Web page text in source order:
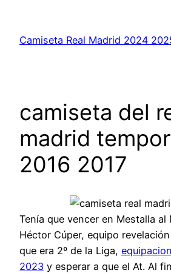
contenido
Camiseta Real Madrid 2024
camiseta del
madrid
2016 2017
Tenía que vencer en Mestalla al
Héctor Cúper, equipo
que era 2º de la Liga,
2023 y esperar a que el At. Al